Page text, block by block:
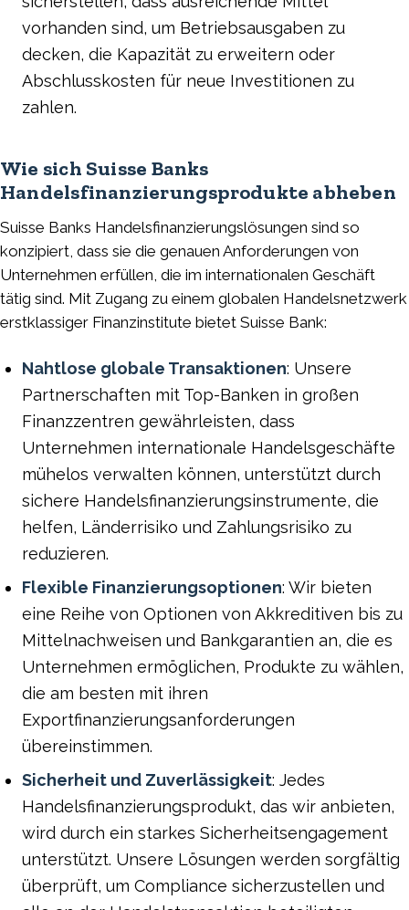
vorhanden sind, um Betriebsausgaben zu
decken, die Kapazität zu erweitern oder
Abschlusskosten für neue Investitionen zu
zahlen.
Wie sich Suisse Banks
Handelsfinanzierungsprodukte abheben
Suisse Banks Handelsfinanzierungslösungen sind so
konzipiert, dass sie die genauen Anforderungen von
Unternehmen erfüllen, die im internationalen Geschäft
tätig sind. Mit Zugang zu einem globalen Handelsnetzwerk
erstklassiger Finanzinstitute bietet Suisse Bank:
Nahtlose globale Transaktionen: Unsere
Partnerschaften mit Top-Banken in großen
Finanzzentren gewährleisten, dass
Unternehmen internationale Handelsgeschäfte
mühelos verwalten können, unterstützt durch
sichere Handelsfinanzierungsinstrumente, die
helfen, Länderrisiko und Zahlungsrisiko zu
reduzieren.
Flexible Finanzierungsoptionen: Wir bieten
eine Reihe von Optionen von Akkreditiven bis zu
Mittelnachweisen und Bankgarantien an, die es
Unternehmen ermöglichen, Produkte zu wählen,
die am besten mit ihren
Exportfinanzierungsanforderungen
übereinstimmen.
Sicherheit und Zuverlässigkeit: Jedes
Handelsfinanzierungsprodukt, das wir anbieten,
wird durch ein starkes Sicherheitsengagement
unterstützt. Unsere Lösungen werden sorgfältig
überprüft, um Compliance sicherzustellen und